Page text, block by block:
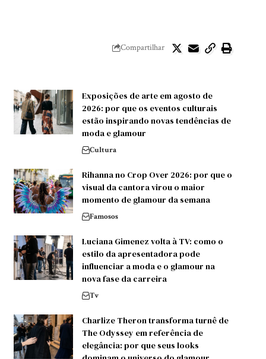
Compartilhar
Exposições de arte em agosto de
2026: por que os eventos culturais
estão inspirando novas tendências de
moda e glamour
Cultura
Rihanna no Crop Over 2026: por que o
visual da cantora virou o maior
momento de glamour da semana
Famosos
Luciana Gimenez volta à TV: como o
estilo da apresentadora pode
influenciar a moda e o glamour na
nova fase da carreira
Tv
Charlize Theron transforma turnê de
The Odyssey em referência de
elegância: por que seus looks